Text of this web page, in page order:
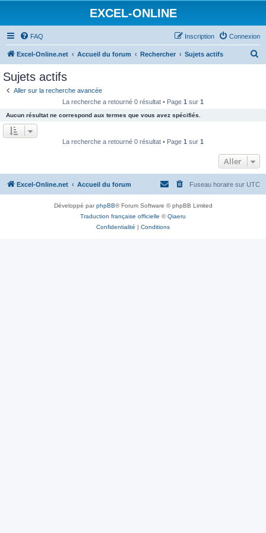
EXCEL-ONLINE
FAQ Connexion
Inscription
Excel-Online.net Accueil du forum Rechercher Sujets actifs
e
Sujets actifs
Aller sur la recherche avancée
La recherche a retourné 0 résultat • Page 1 sur 1
Aucun résultat ne correspond aux termes que vous avez spécifiés.
La recherche a retourné 0 résultat • Page 1 sur 1
Aller
Excel-Online.net Accueil du forum Fuseau horaire sur UTC
Développé parphpBB® Forum Software © phpBB Limited
Traduction française officielle ©Qiaeru
Confidentialité | Conditions